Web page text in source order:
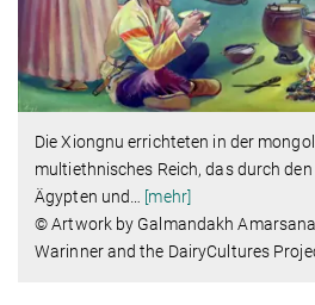
Die Xiongnu errichteten in der
multiethnisches Reich, das durch
Ägypten und
[mehr]
© Artwork by Galmandakh
Warinner and the DairyCultures